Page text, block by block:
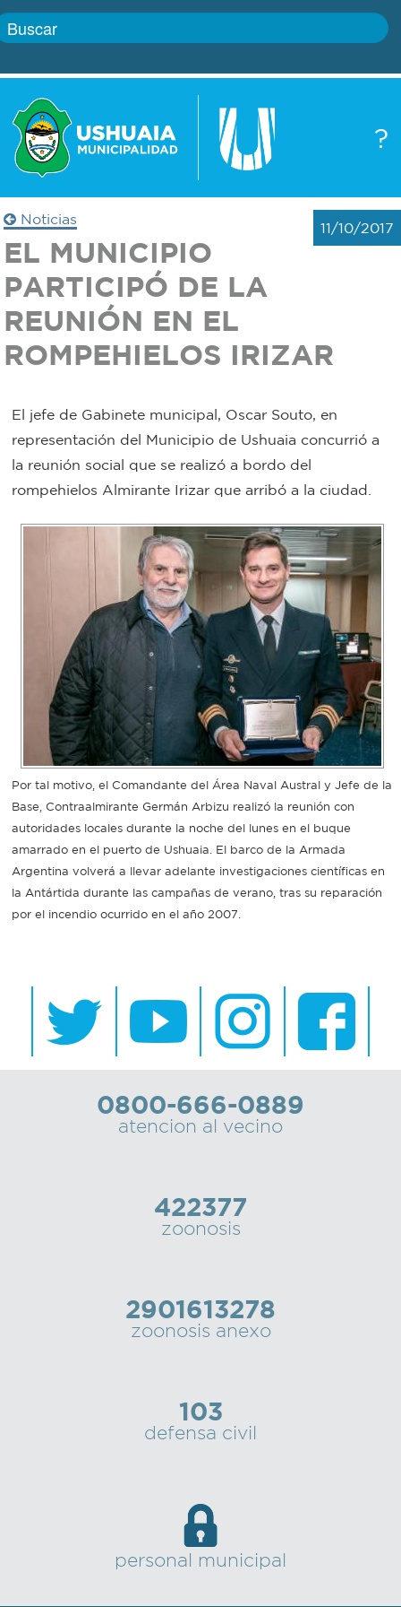
?
Boletín
Defensa
civil
Bromatología
Rentas
Municipal
bondi
Boleto
estudiantil
Recorrido
colectivos
Recarga
SUBE
Gobierno
Trámites
Transparencia
Actualidad
municipal
Noticias
11/10/2017
EL MUNICIPIO
PARTICIPÓ DE LA
REUNIÓN EN EL
ROMPEHIELOS IRIZAR
El jefe de Gabinete municipal, Oscar Souto, en
representación del Municipio de Ushuaia concurrió a
la reunión social que se realizó a bordo del
rompehielos Almirante Irizar que arribó a la ciudad.
Por tal motivo, el Comandante del Área Naval Austral y Jefe de la
Base, Contraalmirante Germán Arbizu realizó la reunión con
autoridades locales durante la noche del lunes en el buque
amarrado en el puerto de Ushuaia. El barco de la Armada
Argentina volverá a llevar adelante investigaciones científicas en
la Antártida durante las campañas de verano, tras su reparación
por el incendio ocurrido en el año 2007.
0800-666-0889
atencion al vecino
422377
zoonosis
2901613278
zoonosis anexo
103
defensa civil
personal municipal